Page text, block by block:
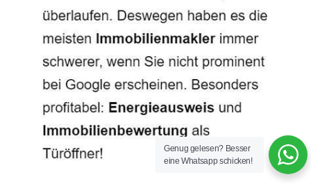
Genug gelesen? Besser
eine Whatsapp schicken!